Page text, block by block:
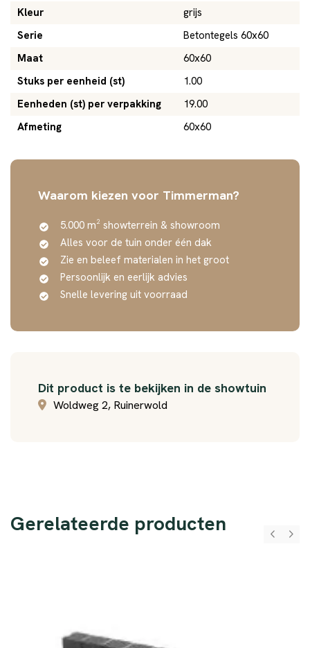
Kleur
grijs
Serie
Betontegels 60x60
Maat
60x60
Stuks per eenheid (st)
1.00
Eenheden (st) per verpakking
19.00
Afmeting
60x60
Waarom kiezen voor Timmerman?
5.000 m² showterrein & showroom
Alles voor de tuin onder één dak
Zie en beleef materialen in het groot
Persoonlijk en eerlijk advies
Snelle levering uit voorraad
Dit product is te bekijken in de showtuin
Woldweg 2, Ruinerwold
Gerelateerde producten